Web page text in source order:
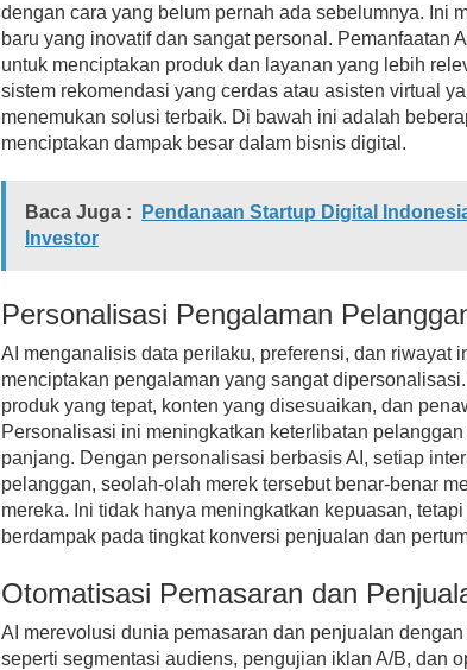
dengan cara yang belum pernah ada sebelumnya. Ini
baru yang inovatif dan sangat personal. Pemanfaatan
untuk menciptakan produk dan layanan yang lebih
sistem rekomendasi yang cerdas atau asisten virtual
menemukan solusi terbaik. Di bawah ini adalah
menciptakan dampak besar dalam bisnis digital.
Baca Juga :
Pendanaan Startup Digital
Investor
Personalisasi Pengalaman
AI menganalisis data perilaku, preferensi, dan riwayat
menciptakan pengalaman yang sangat
produk yang tepat, konten yang disesuaikan, dan
Personalisasi ini meningkatkan keterlibatan
panjang. Dengan personalisasi berbasis AI, setiap
pelanggan, seolah-olah merek tersebut benar-benar
mereka. Ini tidak hanya meningkatkan kepuasan,
berdampak pada tingkat konversi penjualan dan
Otomatisasi Pemasaran dan
AI merevolusi dunia pemasaran dan penjualan
seperti segmentasi audiens, pengujian iklan A/B, dan